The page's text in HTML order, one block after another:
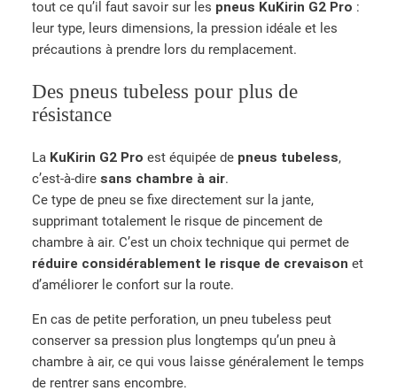
tout ce qu’il faut savoir sur les pneus KuKirin G2 Pro :
leur type, leurs dimensions, la pression idéale et les
précautions à prendre lors du remplacement.
Des pneus tubeless pour plus de
résistance
La KuKirin G2 Pro est équipée de pneus tubeless,
c’est-à-dire sans chambre à air.
Ce type de pneu se fixe directement sur la jante,
supprimant totalement le risque de pincement de
chambre à air. C’est un choix technique qui permet de
réduire considérablement le risque de crevaison et
d’améliorer le confort sur la route.
En cas de petite perforation, un pneu tubeless peut
conserver sa pression plus longtemps qu’un pneu à
chambre à air, ce qui vous laisse généralement le temps
de rentrer sans encombre.